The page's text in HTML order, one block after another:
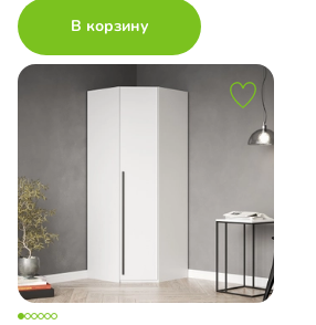
В корзину